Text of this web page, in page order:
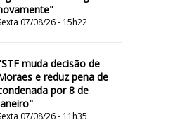
07/08/26 - 15h22
muda decisão de
e reduz pena de
por 8 de
07/08/26 - 11h35